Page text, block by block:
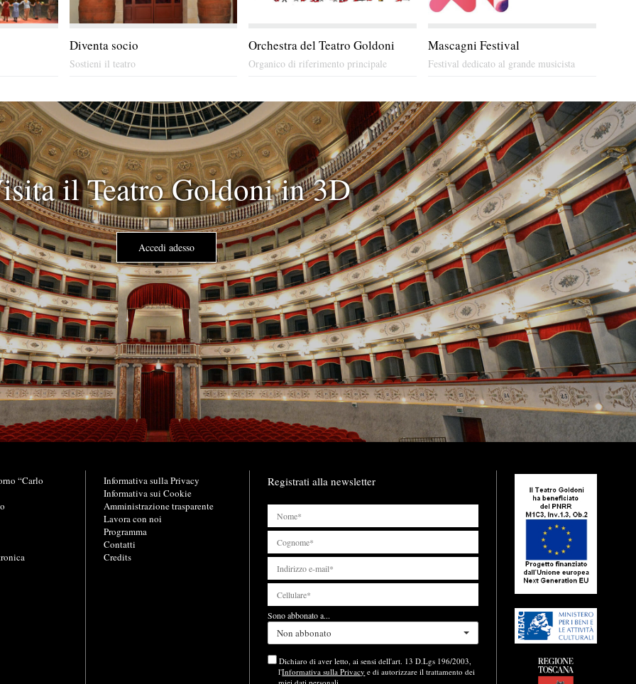
Diventa socio
Sostieni il teatro
Orchestra del Teatro Goldoni
Organico di riferimento principale
Mascagni Festival
Festival dedicato al grande musicista
il Teatro Goldoni in 3D
Accedi adesso
“Carlo
L
i
n
k
u
t
i
Informativa sulla Privacy
Informativa sui Cookie
Amministrazione trasparente
Lavora con noi
Programma
Contatti
Credits
Registrati alla newsletter
Sono abbonato a...
Non abbonato
Dichiaro di aver letto, ai sensi dell'art. 13 D.Lgs 196/2003,
l'Informativa sulla Privacy e di autorizzare il trattamento dei